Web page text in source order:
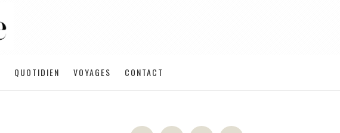
QUOTIDIEN VOYAGES CONTACT